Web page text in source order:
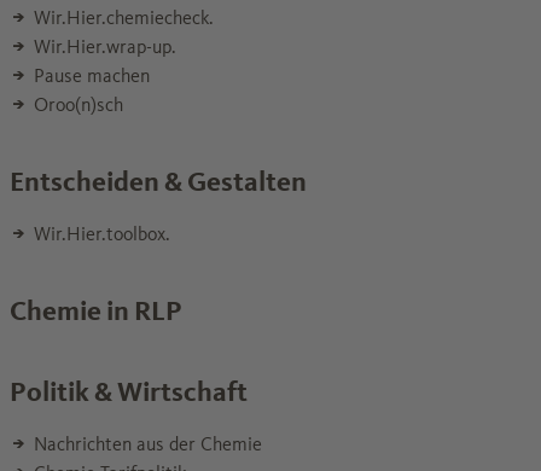
Wir.Hier.chemiecheck.
Wir.Hier.wrap-up.
Pause machen
Oroo(n)sch
Entscheiden & Gestalten
Wir.Hier.toolbox.
Chemie in RLP
Politik & Wirtschaft
Nachrichten aus der Chemie